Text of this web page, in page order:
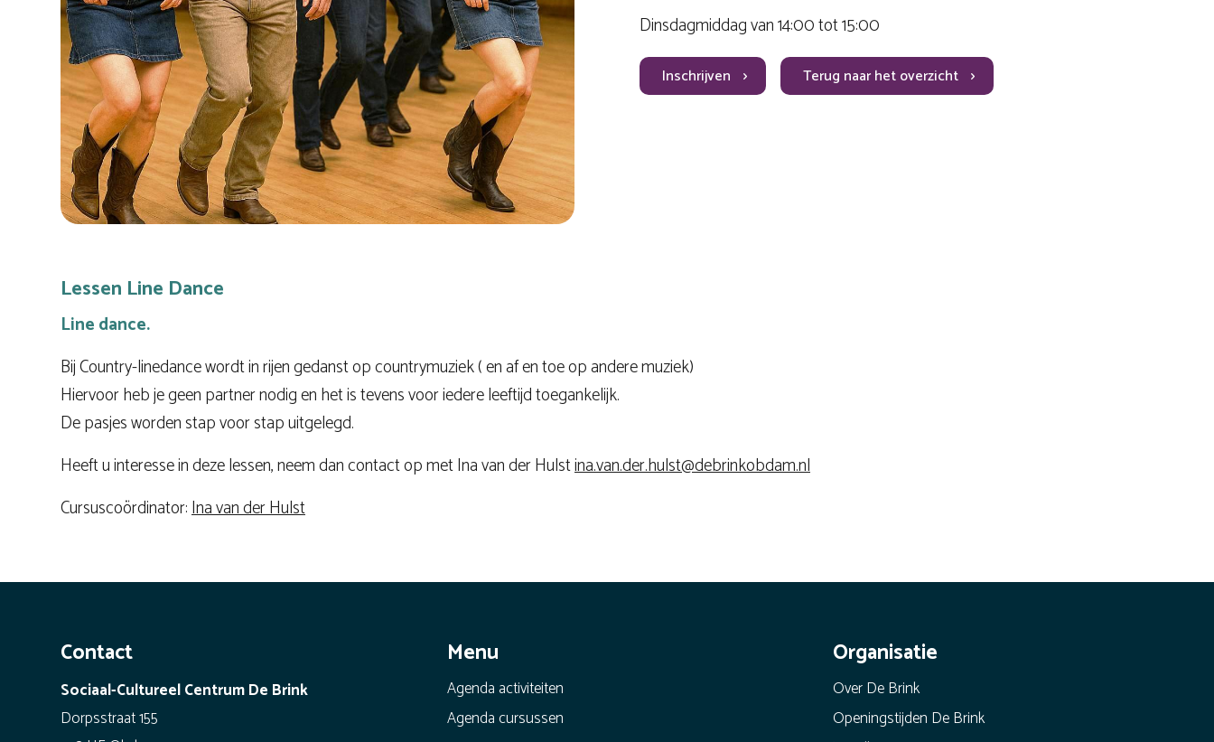
Dinsdagmiddag van 14:00 tot 15:00
Inschrijven Terug naar het overzicht
Lessen Line Dance
Line dance.
Bij Country-linedance wordt in rijen gedanst op countrymuziek ( en af en toe op andere muziek)
Hiervoor heb je geen partner nodig en het is tevens voor iedere leeftijd toegankelijk.
De pasjes worden stap voor stap uitgelegd.
Heeft u interesse in deze lessen, neem dan contact op met Ina van der Hulstina.van.der.hulst@debrinkobdam.nl
Cursuscoördinator:Ina van der Hulst
Contact
Sociaal-Cultureel Centrum De Brink
Dorpsstraat 155
Menu
Agenda activiteiten
Agenda cursussen
Organisatie
Over De Brink
Openingstijden De Brink